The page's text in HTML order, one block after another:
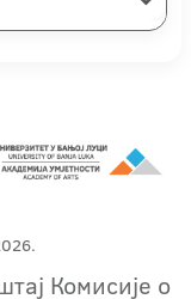
Комисије о